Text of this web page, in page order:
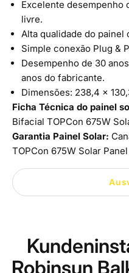
Excelente desempenho
livre.
Alta qualidade do painel
Simple conexão Plug &
Desempenho de 30
anos do fabricante.
Dimensões: 238,4 x
Ficha Técnica do painel
Bifacial TOPCon 675W
Garantia Painel Solar:
TOPCon 675W Solar Panel
Robinsun